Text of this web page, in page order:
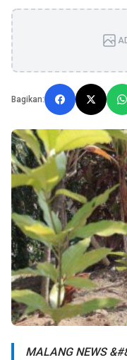
Bagikan:
MALANG NEWS